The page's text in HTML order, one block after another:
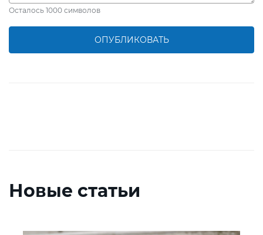
Осталось 1000 символов
ОПУБЛИКОВАТЬ
Новые статьи